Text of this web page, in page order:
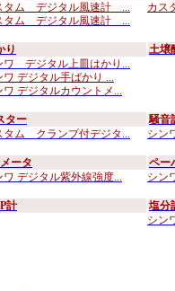
タム デジタル風速計 ...
タム デジタル風速計 ...
カス
り
ワ デジタル上皿はかり...
ワ デジタル手ばかり ...
ワ デジタルカウントメ...
土壌
ター
タム クランプ付デジタ...
騒音
シン
ータ
ワ デジタル紫外線強度...
ペー
シン
計
塩分
シン